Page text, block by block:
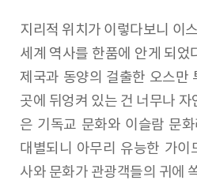
지리적 위치가 이렇다보니 이
세계 역사를 한품에 안게 되
제국과 동양의 걸출한 오스만
곳에 뒤엉켜 있는 건 너무나
은 기독교 문화와 이슬람 문
대별되니 아무리 유능한 가이
사와 문화가 관광객들의 귀에